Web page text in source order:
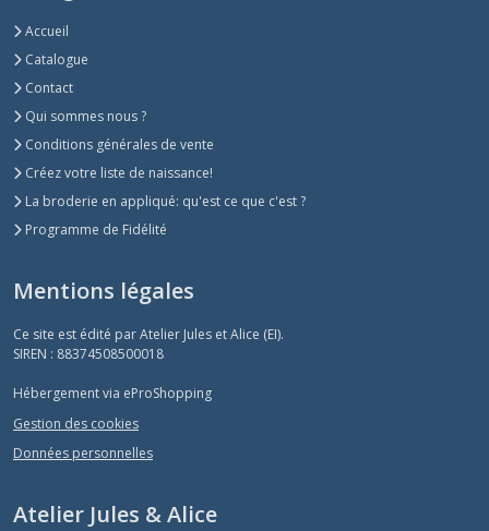
Accueil
Catalogue
Contact
Qui sommes nous ?
Conditions générales de vente
Créez votre liste de naissance!
La broderie en appliqué: qu'est ce que c'est ?
Programme de Fidélité
Mentions légales
Ce site est édité par Atelier Jules et Alice (EI).
SIREN : 88374508500018
Hébergement via eProShopping
Gestion des cookies
Données personnelles
Atelier Jules & Alice